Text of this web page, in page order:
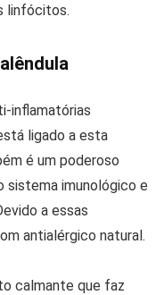
linfócitos.
inflamatórias
ligado a esta
é um poderoso
sistema imunológico e
a essas
antialérgico natural.
calmante que faz